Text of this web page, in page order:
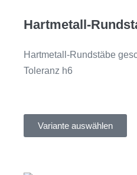
Hartmetall-
Hartmetall-Rundstäbe
Toleranz h6
Variante auswählen